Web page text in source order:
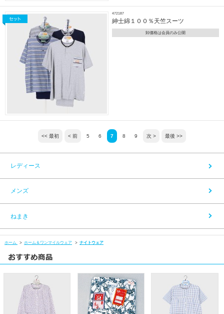
472187
紳士綿１００％天竺スーツ
卸価格は会員のみ公開
<< 最初 < 前 5 6 7 8 9 次 > 最後 >>
レディース
メンズ
ねまき
ホーム > ホーム＆ワンマイルウェア > ナイトウェア